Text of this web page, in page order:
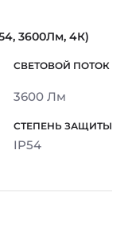
3600Лм, 4К)
3600 Лм
IP54